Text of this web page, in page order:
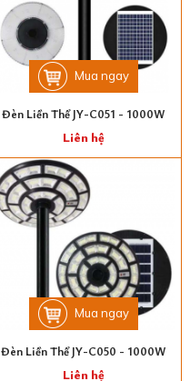
Mua ngay
Đèn Liền Thể JY-C051 - 1000W
Liên hệ
Mua ngay
Đèn Liền Thể JY-C050 - 1000W
Liên hệ